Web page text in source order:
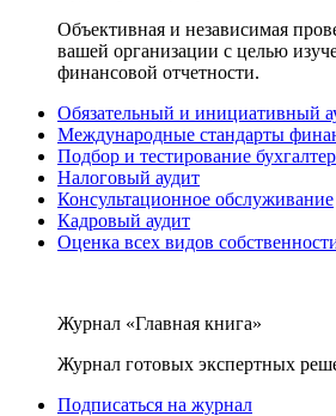
Объективная и независимая
вашей организации с целью
финансовой отчетности.
Обязательный и инициативный
Международные стандарты
Подбор и тестирование
Налоговый аудит
Консультационное обслуживание
Кадровый аудит
Оценка всех видов
Журнал «Главная книга»
Журнал готовых экспертных
Подписаться на журнал